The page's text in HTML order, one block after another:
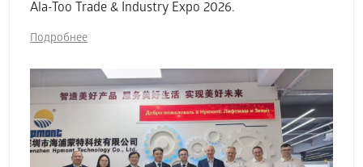
Ala-Too Trade & Industry Expo 2026.
Подробнее